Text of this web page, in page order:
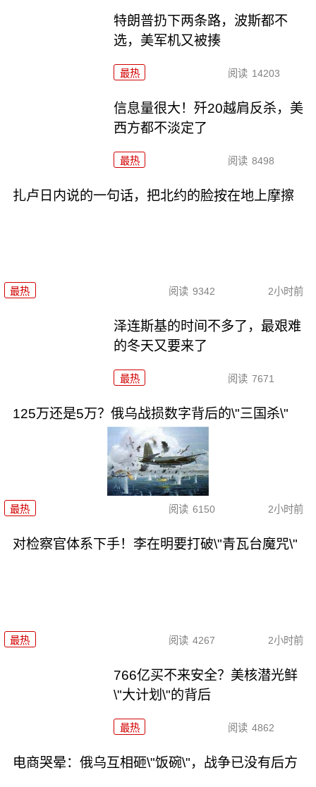
特朗普扔下两条路，波斯都不
选，美军机又被揍
最热 阅读 14203
信息量很大！歼20越肩反杀，美
西方都不淡定了
最热 阅读 8498
扎卢日内说的一句话，把北约的脸按在地上摩擦
最热 阅读 9342 2小时前
泽连斯基的时间不多了，最艰难
的冬天又要来了
最热 阅读 7671
125万还是5万？俄乌战损数字背后的\"三国杀\"
最热 阅读 6150 2小时前
对检察官体系下手！李在明要打破\"青瓦台魔咒\"
最热 阅读 4267 2小时前
766亿买不来安全？美核潜光鲜
\"大计划\"的背后
最热 阅读 4862
电商哭晕：俄乌互相砸\"饭碗\"，战争已没有后方